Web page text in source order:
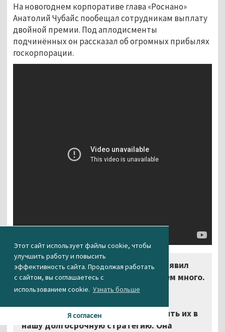
Этот сайт использует файлы cookie, чтобы
улучшить работу и повысить
эффективность сайта. Продолжая работать
с сайтом, вы соглашаетесь с
использованием cookie. Узнать больше
Я согласен
На новогоднем корпоративе глава «Роснано»
Анатолий Чубайс пообещал сотрудникам выплату
двойной премии. Под аплодисменты
подчинённых он рассказал об огромных прибылях
госкорпорации.
«У нас очень много денег! – заявил
Анатолий Чубайс. - Их просто совсем много.
Именно поэтому у нас появилась
большими деньгами, а ещё и вложить их в
нашу долгосрочную стратегию. Она